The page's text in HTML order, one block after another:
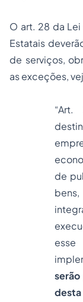
O art. 28 da
Estatais
de serviços,
as exceções,
de